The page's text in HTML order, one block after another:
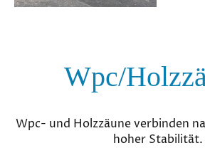
Wpc/
Wpc- und Holzzäune verbinden
hoher Stabilität.